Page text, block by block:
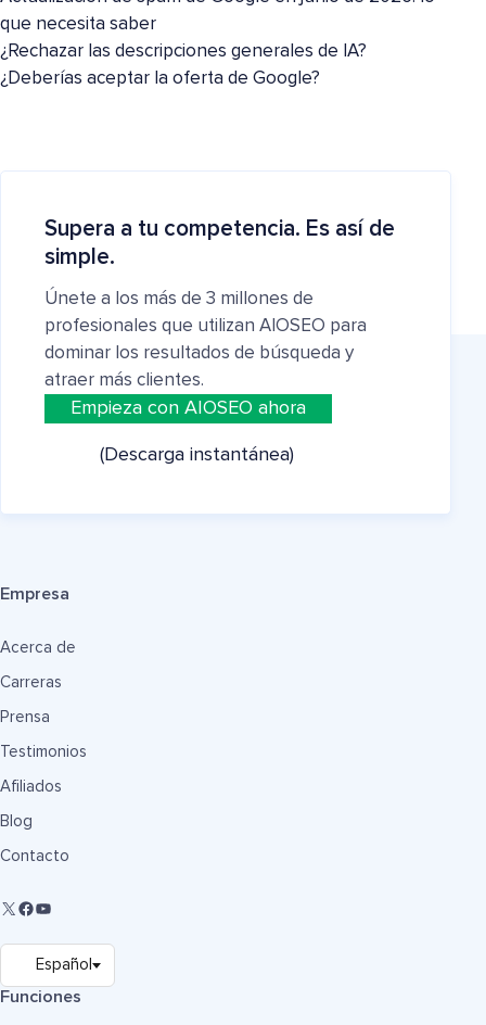
que necesita saber
¿Rechazar las descripciones generales de IA?
¿Deberías aceptar la oferta de Google?
Supera a tu competencia. Es así de
simple.
Únete a los más de 3 millones de
profesionales que utilizan AIOSEO para
dominar los resultados de búsqueda y
atraer más clientes.
Empieza con AIOSEO ahora
(Descarga instantánea)
Empresa
Acerca de
Carreras
Prensa
Testimonios
Afiliados
Blog
Contacto
Funciones